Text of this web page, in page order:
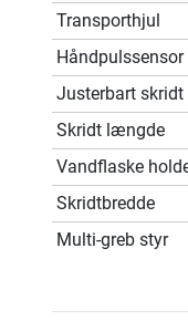
Transporthjul
Håndpulssensor
Justerbart skridt
Skridt længde
Vandflaske
Skridtbredde
Multi-greb styr